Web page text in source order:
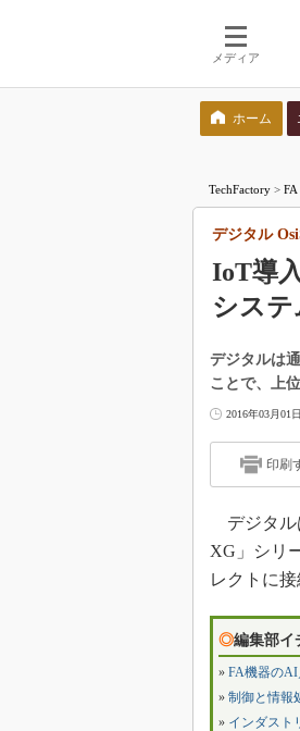
メディア
ホーム
TechFactory > FA
IoT導
システ
デジタル
デジタルは
ことで、上
2016年03月01
印刷
デジタル
XG」シリ
レクトに接
◎編集部イ
» FA機器の
» 制御と情報
» インダスト